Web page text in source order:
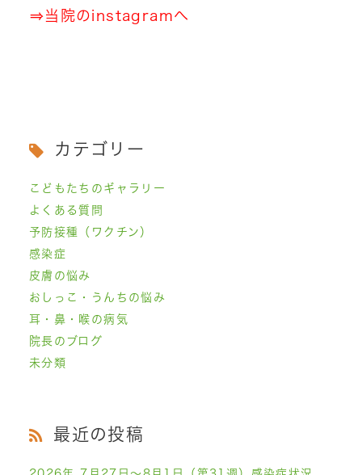
⇒当院のinstagramへ
カテゴリー
こどもたちのギャラリー
よくある質問
予防接種（ワクチン）
感染症
皮膚の悩み
おしっこ・うんちの悩み
耳・鼻・喉の病気
院長のブログ
未分類
最近の投稿